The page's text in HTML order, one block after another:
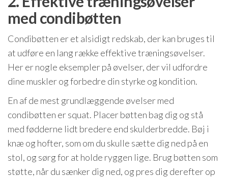
med condibøtten
Condibøtten er et alsidigt redskab, der kan bruges til
at udføre en lang række effektive træningsøvelser.
Her er nogle eksempler på øvelser, der vil udfordre
dine muskler og forbedre din styrke og kondition.
En af de mest grundlæggende øvelser med
condibøtten er squat. Placer bøtten bag dig og stå
med fødderne lidt bredere end skulderbredde. Bøj i
knæ og hofter, som om du skulle sætte dig ned på en
stol, og sørg for at holde ryggen lige. Brug bøtten som
støtte, når du sænker dig ned, og pres dig derefter op